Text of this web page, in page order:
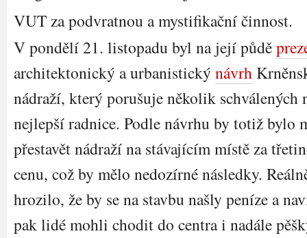
VUT za podvratnou a mystifikační činnost.
V pondělí 21. listopadu byl na její půdě
architektonický a urbanistický návrh
nádraží, který porušuje několik schválených
nejlepší radnice. Podle návrhu by totiž bylo
přestavět nádraží na stávajícím místě za
cenu, což by mělo nedozírné následky.
hrozilo, že by se na stavbu našly peníze a
pak lidé mohli chodit do centra i nadále